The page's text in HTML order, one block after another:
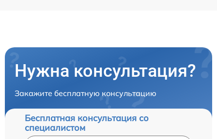
Нужна консультация?
Закажите бесплатную консультацию
Бесплатная консультация со
специалистом